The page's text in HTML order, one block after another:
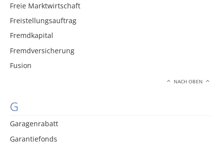
Freie Marktwirtschaft
Freistellungsauftrag
Fremdkapital
Fremdversicherung
Fusion
NACH OBEN
G
Garagenrabatt
Garantiefonds